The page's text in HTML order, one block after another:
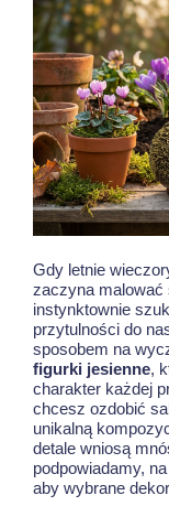
Gdy letnie
zaczyna malować
instynktownie
przytulności do
sposobem na
figurki jesienne,
charakter każdej
chcesz ozdobić
unikalną
detale wniosą
podpowiadamy,
aby wybrane